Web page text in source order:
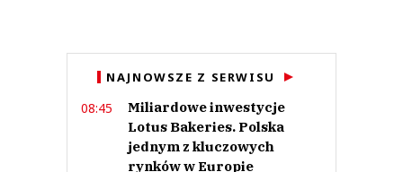
NAJNOWSZE Z SERWISU
08:45
Miliardowe inwestycje
Lotus Bakeries. Polska
jednym z kluczowych
rynków w Europie